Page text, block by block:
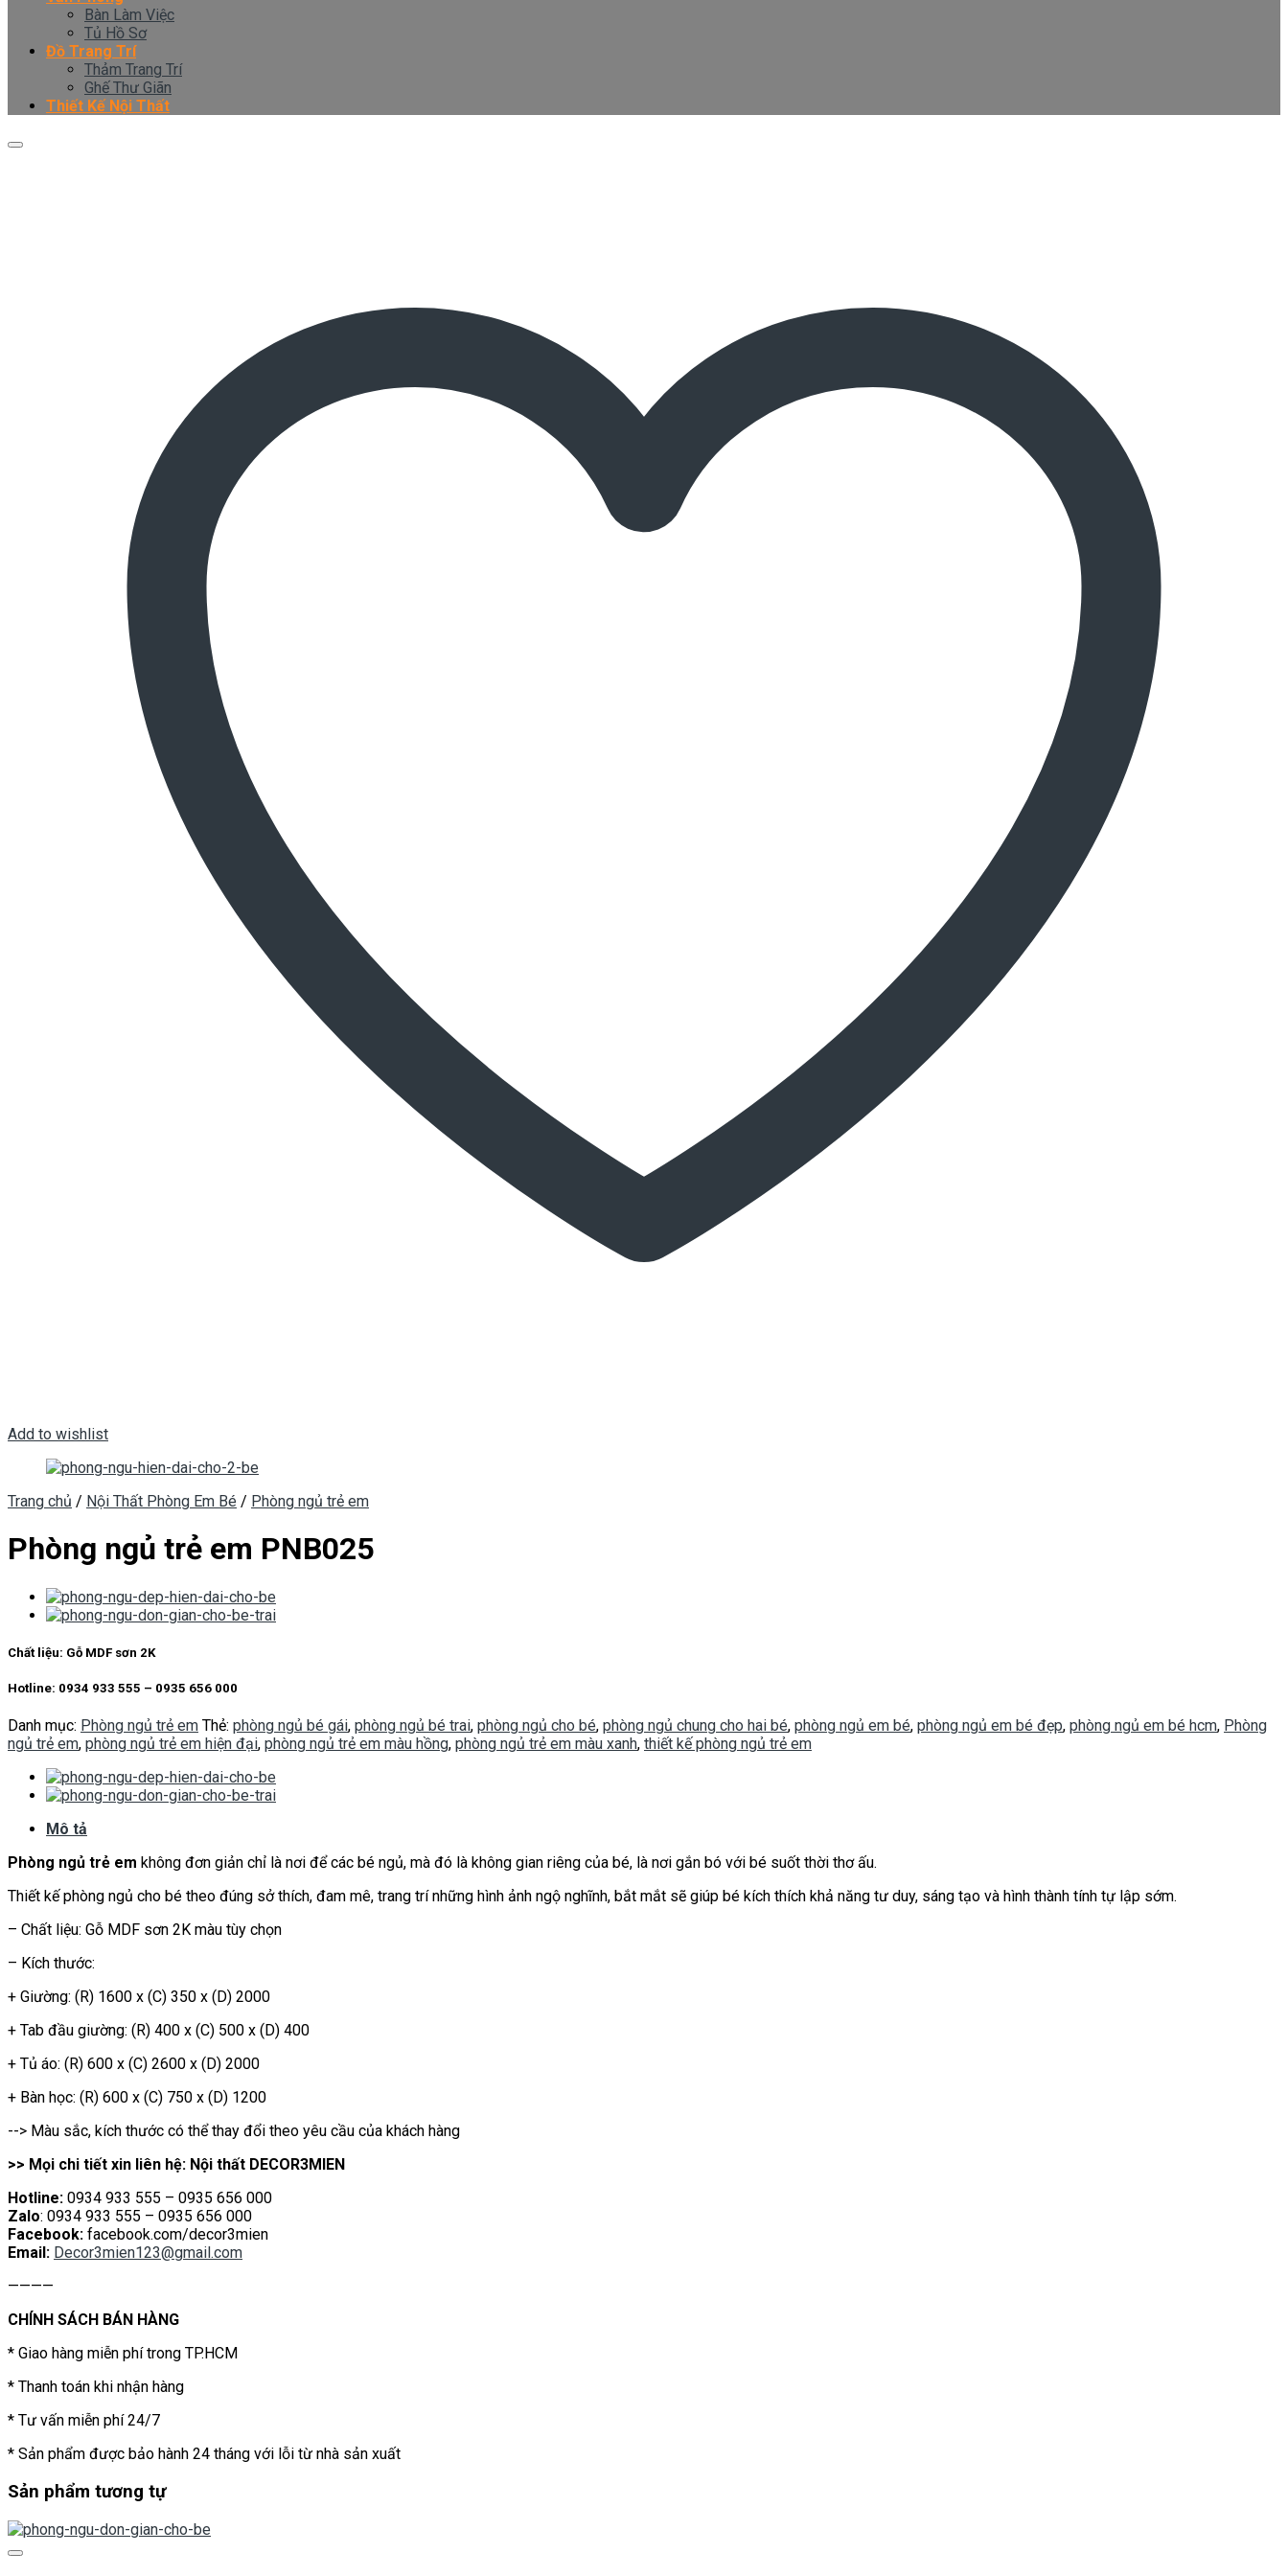
Bàn Làm Việc
Tủ Hồ Sơ
Đồ Trang Trí
Thảm Trang Trí
Ghế Thư Giãn
Thiết Kế Nội Thất
Add to wishlist
Trang chủ / Nội Thất Phòng Em Bé / Phòng ngủ trẻ em
Phòng ngủ trẻ em PNB025
Chất liệu: Gỗ MDF sơn 2K
Hotline: 0934 933 555 – 0935 656 000
Danh mục: Phòng ngủ trẻ em Thẻ: phòng ngủ bé gái, phòng ngủ bé trai, phòng ngủ cho bé, phòng ngủ chung cho hai bé, phòng ngủ em bé, phòng ngủ em bé đẹp, phòng ngủ em bé hcm, Phòng
ngủ trẻ em, phòng ngủ trẻ em hiện đại, phòng ngủ trẻ em màu hồng, phòng ngủ trẻ em màu xanh, thiết kế phòng ngủ trẻ em
Mô tả
Phòng ngủ trẻ em không đơn giản chỉ là nơi để các bé ngủ, mà đó là không gian riêng của bé, là nơi gắn bó với bé suốt thời thơ ấu.
Thiết kế phòng ngủ cho bé theo đúng sở thích, đam mê, trang trí những hình ảnh ngộ nghĩnh, bắt mắt sẽ giúp bé kích thích khả năng tư duy, sáng tạo và hình thành tính tự lập sớm.
– Chất liệu: Gỗ MDF sơn 2K màu tùy chọn
– Kích thước:
+ Giường: (R) 1600 x (C) 350 x (D) 2000
+ Tab đầu giường: (R) 400 x (C) 500 x (D) 400
+ Tủ áo: (R) 600 x (C) 2600 x (D) 2000
+ Bàn học: (R) 600 x (C) 750 x (D) 1200
--> Màu sắc, kích thước có thể thay đổi theo yêu cầu của khách hàng
>> Mọi chi tiết xin liên hệ: Nội thất DECOR3MIEN
Hotline: 0934 933 555 – 0935 656 000
Zalo: 0934 933 555 – 0935 656 000
Facebook: facebook.com/decor3mien
Email: Decor3mien123@gmail.com
————
CHÍNH SÁCH BÁN HÀNG
* Giao hàng miễn phí trong TP.HCM
* Thanh toán khi nhận hàng
* Tư vấn miễn phí 24/7
* Sản phẩm được bảo hành 24 tháng với lỗi từ nhà sản xuất
Sản phẩm tương tự